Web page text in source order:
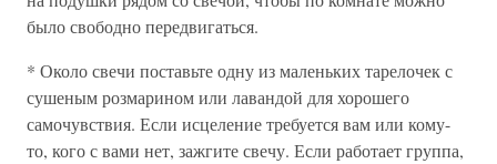
было свободно передвигаться.
* Около свечи поставьте одну из маленьких тарелочек с
сушеным розмарином или лавандой для хорошего
самочувствия. Если исцеление требуется вам или кому-
то, кого с вами нет, зажгите свечу. Если работает группа,